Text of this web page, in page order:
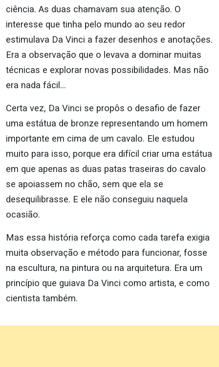
ciência. As duas chamavam sua atenção. O
interesse que tinha pelo mundo ao seu redor
estimulava Da Vinci a fazer desenhos e anotações.
Era a observação que o levava a dominar muitas
técnicas e explorar novas possibilidades. Mas não
era nada fácil…
Certa vez, Da Vinci se propôs o desafio de fazer
uma estátua de bronze representando um homem
importante em cima de um cavalo. Ele estudou
muito para isso, porque era difícil criar uma estátua
em que apenas as duas patas traseiras do cavalo
se apoiassem no chão, sem que ela se
desequilibrasse. E ele não conseguiu naquela
ocasião.
Mas essa história reforça como cada tarefa exigia
muita observação e método para funcionar, fosse
na escultura, na pintura ou na arquitetura. Era um
princípio que guiava Da Vinci como artista, e como
cientista também.